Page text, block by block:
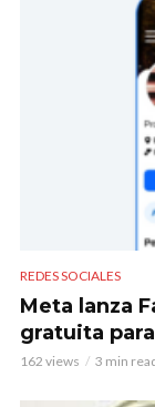
REDES SOCIALES
Meta lanza
gratuita
162 views 3 min